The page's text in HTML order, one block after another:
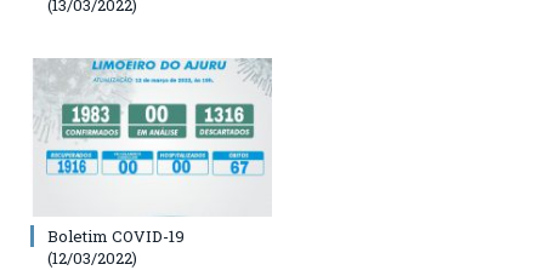
(13/03/2022)
Boletim COVID-19
(12/03/2022)